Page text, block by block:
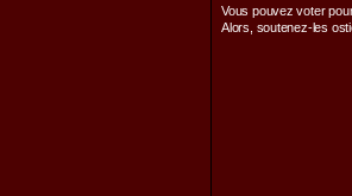
Vous pouvez voter
Alors, soutenez-les